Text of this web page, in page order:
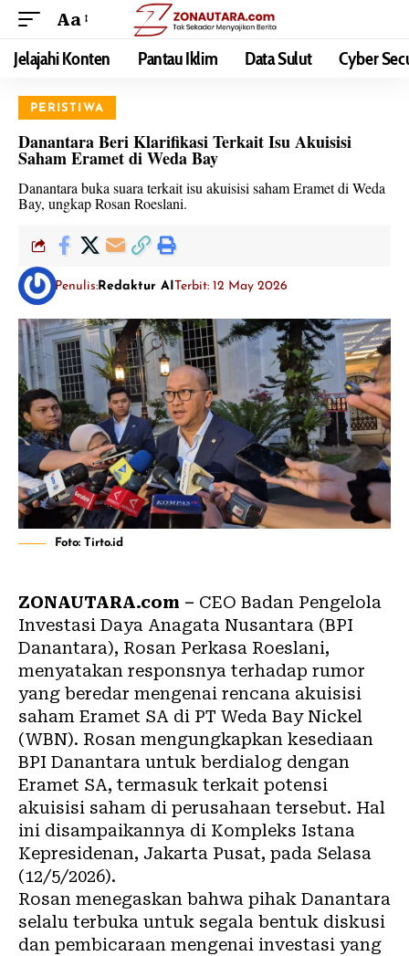
Aa
Jelajahi Konten Pantau Iklim Data Sulut Cyber
PERISTIWA
Danantara Beri Klarifikasi Terkait Isu Akuisisi
Saham Eramet di Weda Bay
Danantara buka suara terkait isu akuisisi saham Eramet di Weda
Bay, ungkap Rosan Roeslani.
Penulis: Redaktur AITerbit: 12 May 2026
Foto: Tirto.id
ZONAUTARA.com – CEO Badan Pengelola
Investasi Daya Anagata Nusantara (BPI
Danantara), Rosan Perkasa Roeslani,
menyatakan responsnya terhadap rumor
yang beredar mengenai rencana akuisisi
saham Eramet SA di PT Weda Bay Nickel
(WBN). Rosan mengungkapkan kesediaan
BPI Danantara untuk berdialog dengan
Eramet SA, termasuk terkait potensi
akuisisi saham di perusahaan tersebut. Hal
ini disampaikannya di Kompleks Istana
Kepresidenan, Jakarta Pusat, pada Selasa
(12/5/2026).
Rosan menegaskan bahwa pihak Danantara
selalu terbuka untuk segala bentuk diskusi
dan pembicaraan mengenai investasi yang